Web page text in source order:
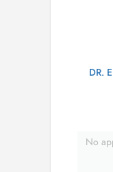
DR.
No